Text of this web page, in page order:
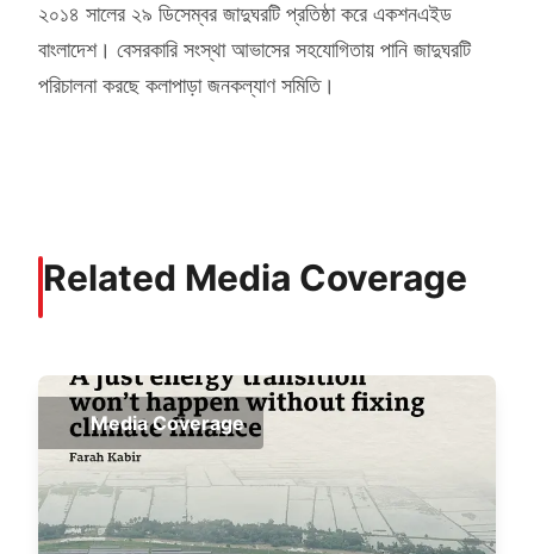
২০১৪ সালের ২৯ ডিসেম্বর জাদুঘরটি প্রতিষ্ঠা করে একশনএইড
বাংলাদেশ। বেসরকারি সংস্থা আভাসের সহযোগিতায় পানি জাদুঘরটি
পরিচালনা করছে কলাপাড়া জনকল্যাণ সমিতি।
Related Media Coverage
Media Coverage